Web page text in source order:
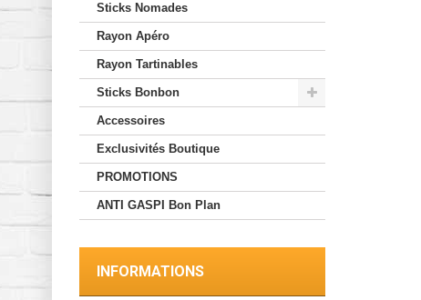
Sticks Nomades
Rayon Apéro
Rayon Tartinables
Sticks Bonbon
Accessoires
Exclusivités Boutique
PROMOTIONS
ANTI GASPI Bon Plan
INFORMATIONS